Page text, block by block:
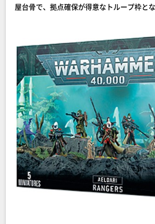
屋台骨で、拠点確保が得意なトループ枠と